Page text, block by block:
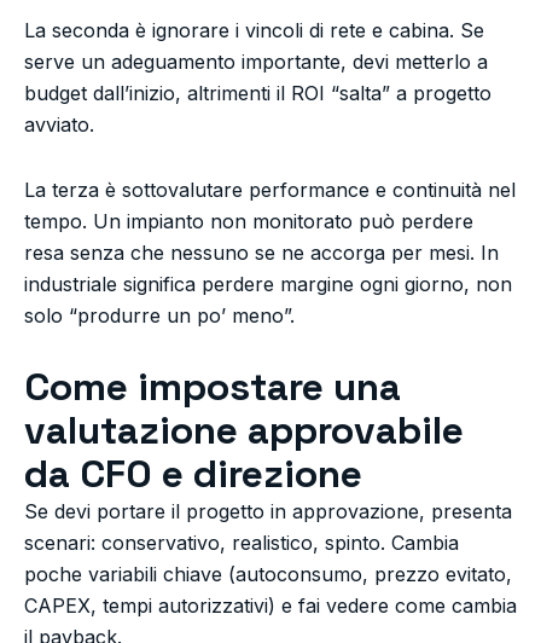
La seconda è ignorare i vincoli di rete e cabina. Se
serve un adeguamento importante, devi metterlo a
budget dall’inizio, altrimenti il ROI “salta” a progetto
avviato.
La terza è sottovalutare performance e continuità nel
tempo. Un impianto non monitorato può perdere
resa senza che nessuno se ne accorga per mesi. In
industriale significa perdere margine ogni giorno, non
solo “produrre un po’ meno”.
Come impostare una
valutazione approvabile
da CFO e direzione
Se devi portare il progetto in approvazione, presenta
scenari: conservativo, realistico, spinto. Cambia
poche variabili chiave (autoconsumo, prezzo evitato,
CAPEX, tempi autorizzativi) e fai vedere come cambia
il payback.